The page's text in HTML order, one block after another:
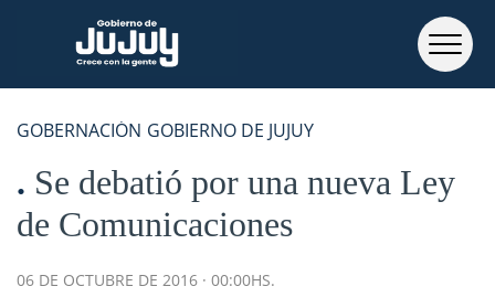
GOBERNACIÓN GOBIERNO DE JUJUY
Se debatió por una nueva Ley
de Comunicaciones
06 DE OCTUBRE DE 2016 · 00:00HS.